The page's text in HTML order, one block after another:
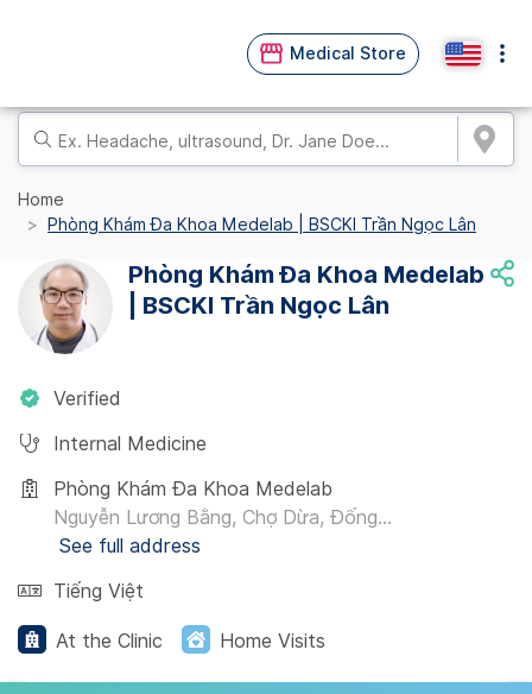
Medical Store
Home
Phòng Khám Đa Khoa Medelab | BSCKI Trần Ngọc Lân
Phòng Khám Đa Khoa Medelab
| BSCKI Trần Ngọc Lân
Verified
Internal Medicine
Phòng Khám Đa Khoa Medelab
Nguyễn Lương Bằng, Chợ Dừa, Đống...
See full address
Tiếng Việt
At the Clinic Home Visits